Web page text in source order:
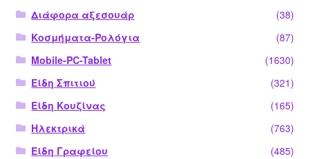
Διάφορα αξεσουάρ
(38)
Κοσμήματα-Ρολόγια
(87)
Mobile-PC-Tablet
(1630)
Είδη Σπιτιού
(321)
Είδη Κουζίνας
(165)
Ηλεκτρικά
(763)
Είδη Γραφείου
(485)